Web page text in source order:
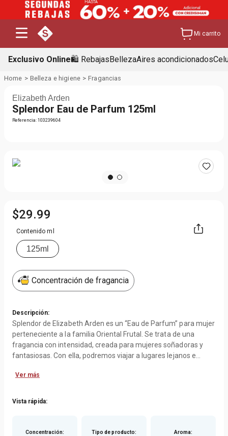
Mi carrito
Exclusivo Online🛍️ RebajasBellezaAires acondicionados
Belleza e higiene Fragancias
Elizabeth Arden
Splendor Eau de Parfum 125ml
Referencia:103239604
$29.99
Contenido ml
125ml
Concentración de fragancia
Descripción:
Splendor de Elizabeth Arden es un “Eau de Parfum” para mujer
perteneciente a la familia Oriental Frutal. Se trata de una
fragancia con intensidad, creada para mujeres soñadoras y
fantasiosas. Con ella, podremos viajar a lugares lejanos e
misteriosas con una belleza extraordinaria. Su línea se
fragancias de la firma, esencias florales, penetrantes y
de sensualidad y feminidad. Su pirámide olfativa, se
Ver más
Vista rápida:
Concentración:
Tipo de producto:
Aroma: